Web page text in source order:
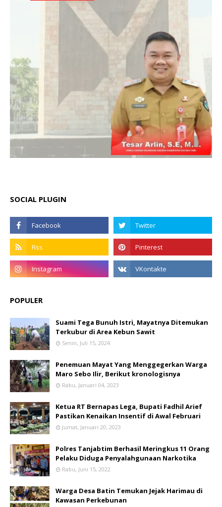
SOCIAL PLUGIN
POPULER
Suami Tega Bunuh Istri, Mayatnya Ditemukan
Terkubur di Area Kebun Sawit
Senin, Juli 15, 2024
Penemuan Mayat Yang Menggegerkan Warga
Maro Sebo Ilir, Berikut kronologisnya
Rabu, Januari 04, 2023
Ketua RT Bernapas Lega, Bupati Fadhil Arief
Pastikan Kenaikan Insentif di Awal Februari
Jumat, Januari 20, 2023
Polres Tanjabtim Berhasil Meringkus 11 Orang
Pelaku Diduga Penyalahgunaan Narkotika
Rabu, Juni 15, 2022
Warga Desa Batin Temukan Jejak Harimau di
Kawasan Perkebunan